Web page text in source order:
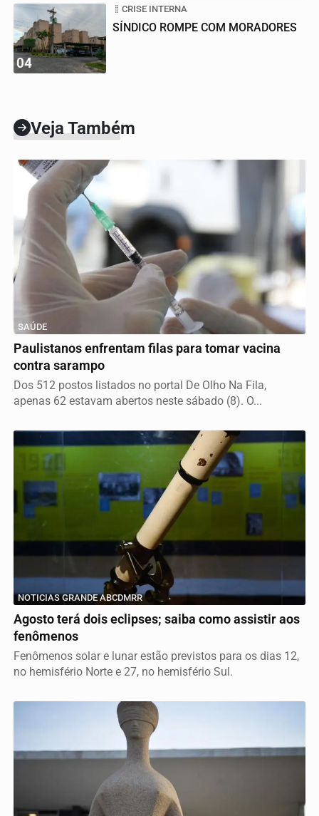
04
CRISE INTERNA
SÍNDICO ROMPE COM MORADORES
Veja Também
SAÚDE
Paulistanos enfrentam filas para tomar vacina
contra sarampo
Dos 512 postos listados no portal De Olho Na Fila,
apenas 62 estavam abertos neste sábado (8). O...
NOTICIAS GRANDE ABCDMRR
Agosto terá dois eclipses; saiba como assistir aos
fenômenos
Fenômenos solar e lunar estão previstos para os dias 12,
no hemisfério Norte e 27, no hemisfério Sul.